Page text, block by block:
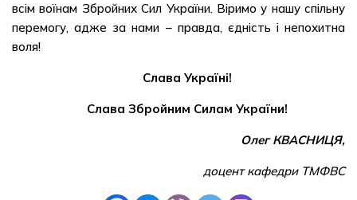
всім воїнам Збройних Сил України. Віримо у нашу спільну
перемогу, адже за нами – правда, єдність і непохитна
воля!
Слава Україні!
Слава Збройним Силам України!
Олег КВАСНИЦЯ,
доцент кафедри ТМФВС